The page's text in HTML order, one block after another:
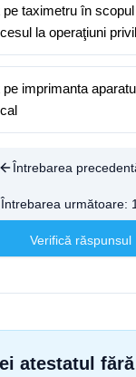
pe taximetru în
la operaţiuni
pe imprimanta
Întrebarea
Întrebarea următoare:
Verifică răspunsul
atestatul